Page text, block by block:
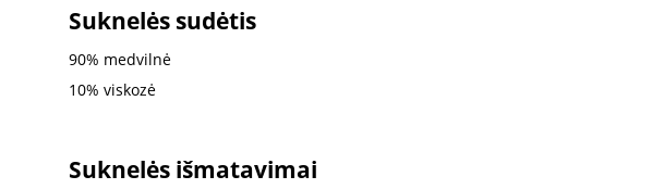
Suknelės sudėtis
90% medvilnė
10% viskozė
Suknelės išmatavimai